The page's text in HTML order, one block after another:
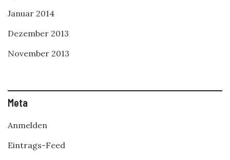
Januar 2014
Dezember 2013
November 2013
Meta
Anmelden
Eintrags-Feed